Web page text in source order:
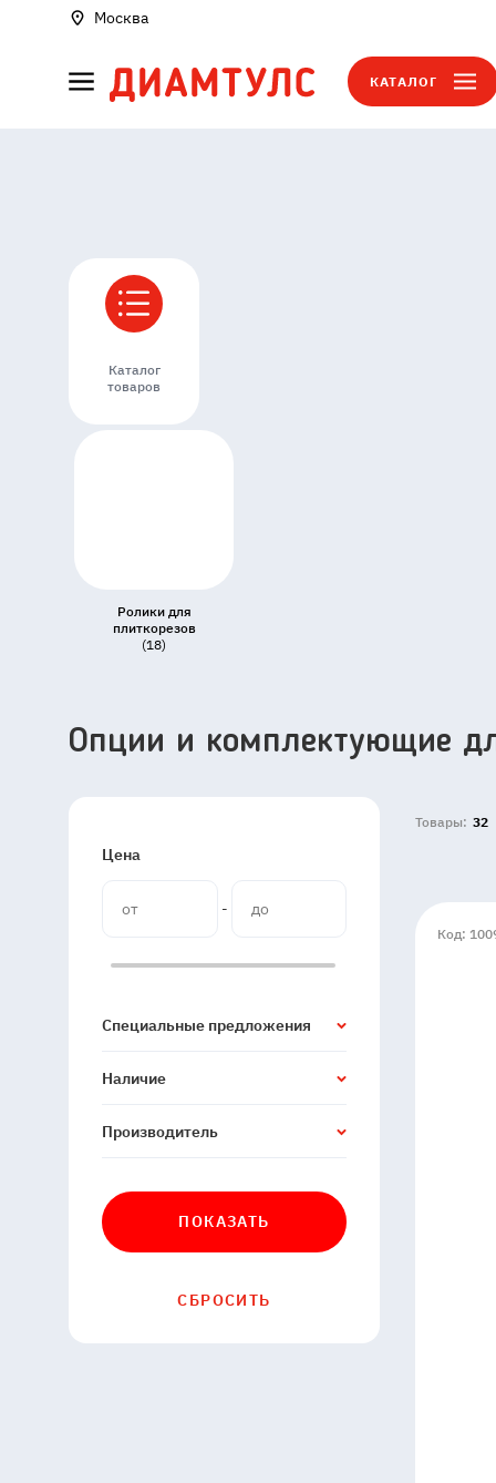
Москва
КАТАЛОГ
Каталог
товаров
Ролики для
плиткорезов
(18)
Опции и комплектующие
Цена
-
Специальные предложения
Наличие
Производитель
ПОКАЗАТЬ
СБРОСИТЬ
Товары: 32
Код: